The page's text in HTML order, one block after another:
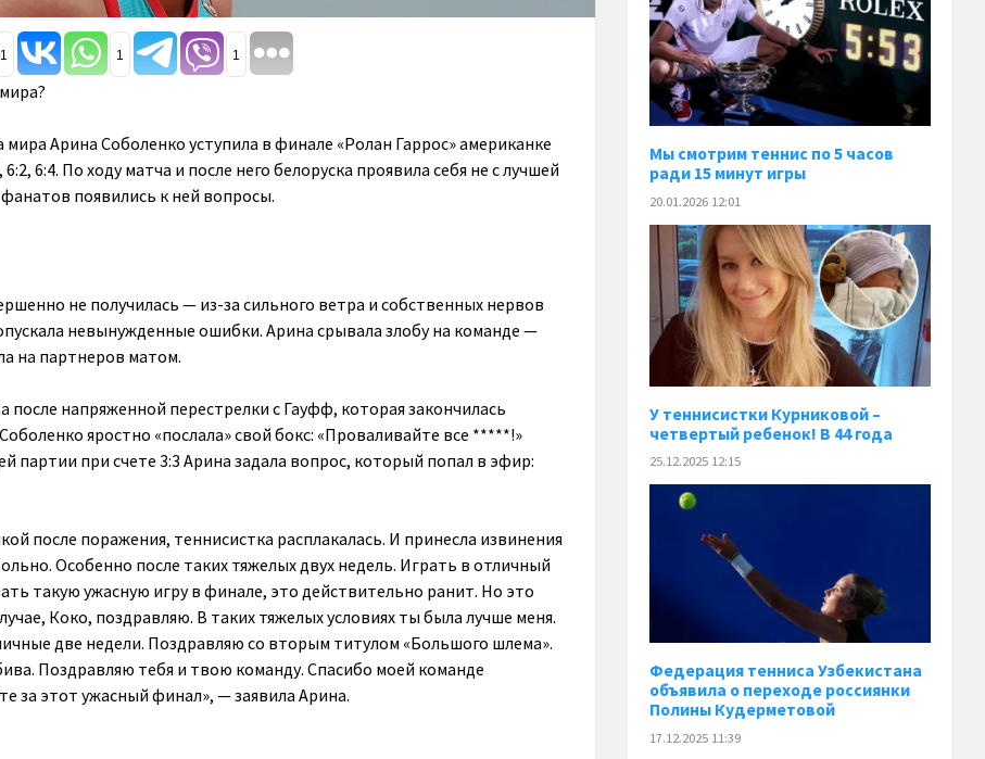
1 1 1
мира Арина Соболенко уступила в финале «Ролан Гаррос» американке
6:4. По ходу матча и после него белоруска проявила себя не с лучшей
появились к ней вопросы.
не получилась — из-за сильного ветра и собственных нервов
невынужденные ошибки. Арина срывала злобу на команде —
на партнеров матом.
после напряженной перестрелки с Гауфф, которая закончилась
яростно «послала» свой бокс: «Проваливайте все *****!»
партии при счете 3:3 Арина задала вопрос, который попал в эфир:
после поражения, теннисистка расплакалась. И принесла извинения
Особенно после таких тяжелых двух недель. Играть в отличный
такую ужасную игру в финале, это действительно ранит. Но это
Коко, поздравляю. В таких тяжелых условиях ты была лучше меня.
две недели. Поздравляю со вторым титулом «Большого шлема».
Поздравляю тебя и твою команду. Спасибо моей команде
за этот ужасный финал», — заявила Арина.
Мы смотрим теннис по 5 часов
ради 15 минут игры
20.01.2026 12:01
У теннисистки Курниковой –
четвертый ребенок! В 44 года
25.12.2025 12:15
Федерация тенниса Узбекистана
объявила о переходе россиянки
Полины Кудерметовой
17.12.2025 11:39